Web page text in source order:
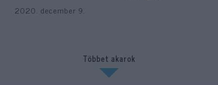
2020. december 9.
Többet akarok